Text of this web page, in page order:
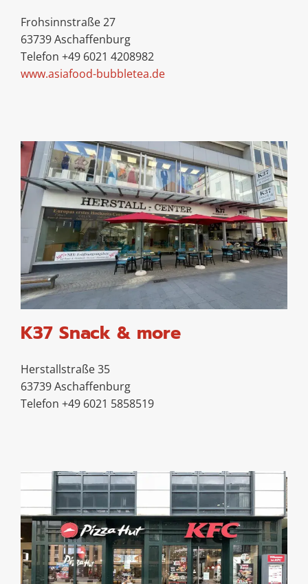
Frohsinnstraße 27
63739 Aschaffenburg
Telefon +49 6021 4208982
www.asiafood-bubbletea.de
K37 Snack & more
Herstallstraße 35
63739 Aschaffenburg
Telefon +49 6021 5858519